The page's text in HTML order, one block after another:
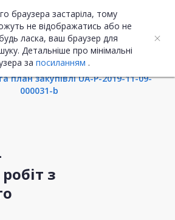
браузера застаріла, тому
не відображатись або не
ласка, ваш браузер для
Детальніше про мінімальні
за посиланням .
UA ENG
про закупівлю
план закупівлі UA-P-2019-11-09-
000031-b
з